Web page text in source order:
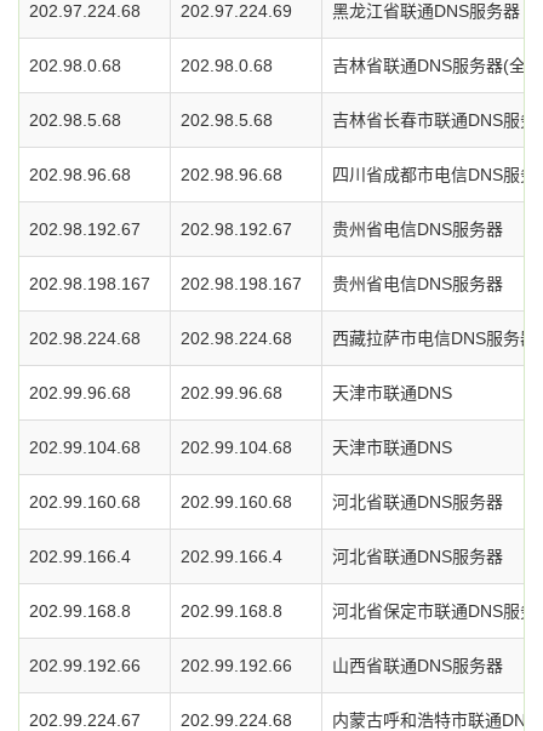
202.97.224.68 202.97.224.69 黑龙江省联通DNS服务器
202.98.0.68 202.98.0.68 吉林省联通DNS服务器(全
202.98.5.68 202.98.5.68 吉林省长春市联通DNS服务
202.98.96.68 202.98.96.68 四川省成都市电信DNS服务
202.98.192.67 202.98.192.67 贵州省电信DNS服务器
202.98.198.167 202.98.198.167 贵州省电信DNS服务器
202.98.224.68 202.98.224.68 西藏拉萨市电信DNS服务器
202.99.96.68 202.99.96.68 天津市联通DNS
202.99.104.68 202.99.104.68 天津市联通DNS
202.99.160.68 202.99.160.68 河北省联通DNS服务器
202.99.166.4 202.99.166.4 河北省联通DNS服务器
202.99.168.8 202.99.168.8 河北省保定市联通DNS服务
202.99.192.66 202.99.192.66 山西省联通DNS服务器
202.99.224.67 202.99.224.68 内蒙古呼和浩特市联通DNS